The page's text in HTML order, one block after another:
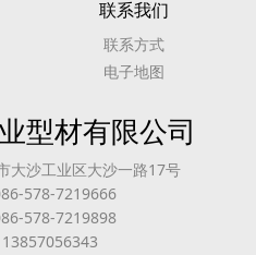
联系我们
联系方式
电子地图
型材有限公司
大沙工业区大沙一路17号
578-7219666
578-7219898